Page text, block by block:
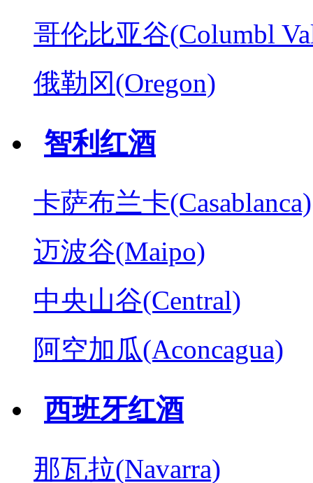
哥伦比亚谷(Columbl
俄勒冈(Oregon)
智利红酒
卡萨布兰卡(Casablanca)
迈波谷(Maipo)
中央山谷(Central)
阿空加瓜(Aconcagua)
西班牙红酒
那瓦拉(Navarra)